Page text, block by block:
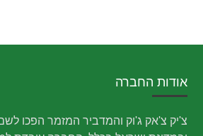
אודות החברה
צ'יק צ'אק ג'וק והמדביר המזמר הפכו